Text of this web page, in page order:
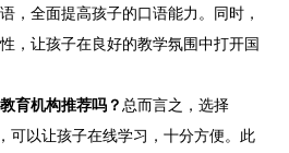
，全面提高孩子的口语能力。同时，
，让孩子在良好的教学氛围中打开国
育机构推荐吗？总而言之，选择
可以让孩子在线学习，十分方便。此